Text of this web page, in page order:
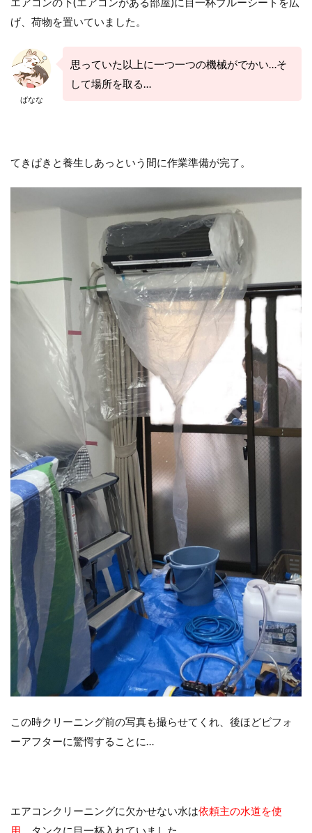
げ、荷物を置いていました。
ばなな
思っていた以上に一つ一つの機械がでかい…そ
して場所を取る…
てきぱきと養生しあっという間に作業準備が完了。
この時クリーニング前の写真も撮らせてくれ、後ほどビフォ
ーアフターに驚愕することに…
エアコンクリーニングに欠かせない水は依頼主の水道を使
用 、タンクに目一杯入れていました。